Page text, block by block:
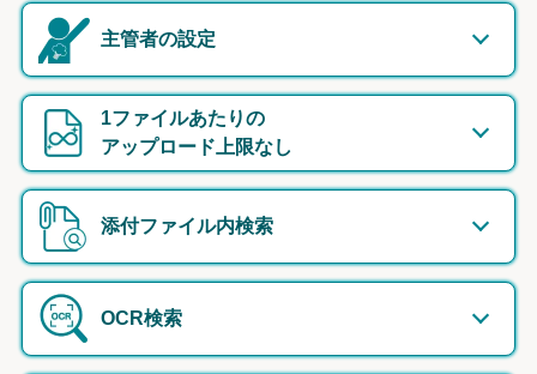
主管者の設定
1ファイルあたりの
アップロード上限なし
添付ファイル内検索
OCR検索